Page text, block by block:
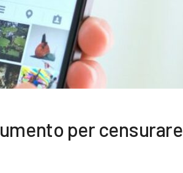
per censurare